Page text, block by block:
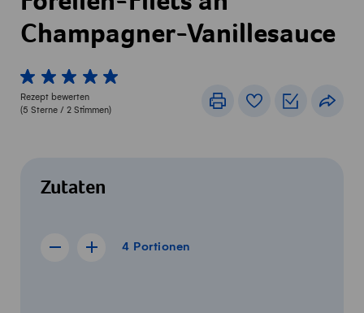
Champagner-Vanillesauce
1 von 5 Sterne
2 von 5 Sterne
3 von 5 Sterne
4 von 5 Sterne
5 von 5 Sterne
Rezept bewerten
(5 Sterne / 2 Stimmen)
DruckenRezeptbuch
Zutaten
4 Portionen
Rezept für 3 Portionen anzeigen
Rezept für 5 Portionen anzeigen
4 Portionen